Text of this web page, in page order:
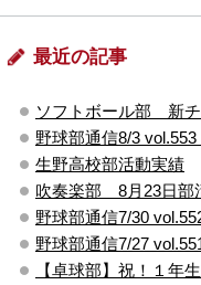
最近の記事
ソフトボール部 新
野球部通信8/3
生野高校部活動実績
吹奏楽部 8月23日部
野球部通信7/30
野球部通信7/27
【卓球部】祝！１年